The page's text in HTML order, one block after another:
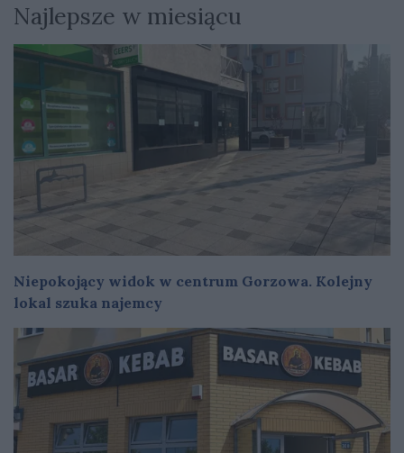
Najlepsze w miesiącu
Niepokojący widok w centrum Gorzowa. Kolejny
lokal szuka najemcy